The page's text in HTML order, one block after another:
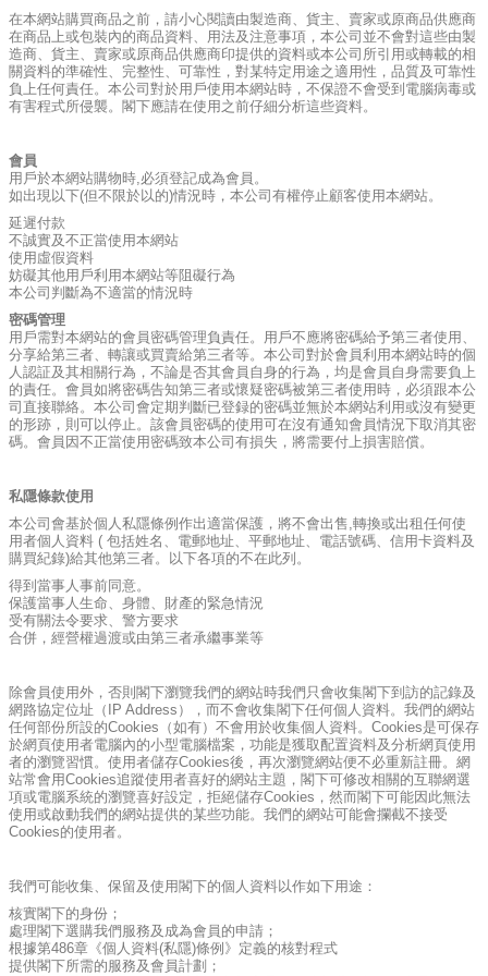
在本網站購買商品之前，請小心閱讀由製造商、貨主、賣家或原商品供應商
在商品上或包裝內的商品資料、用法及注意事項，本公司並不會對這些由製
造商、貨主、賣家或原商品供應商印提供的資料或本公司所引用或轉載的相
關資料的準確性、完整性、可靠性，對某特定用途之適用性，品質及可靠性
負上任何責任。本公司對於用戶使用本網站時，不保證不會受到電腦病毒或
有害程式所侵襲。閣下應請在使用之前仔細分析這些資料。
會員
用戶於本網站購物時,必須登記成為會員。
如出現以下(但不限於以的)情況時，本公司有權停止顧客使用本網站。
延遲付款
不誠實及不正當使用本網站
使用虛假資料
妨礙其他用戶利用本網站等阻礙行為
本公司判斷為不適當的情況時
密碼管理
用戶需對本網站的會員密碼管理負責任。用戶不應將密碼給予第三者使用、
分享給第三者、轉讓或買賣給第三者等。本公司對於會員利用本網站時的個
人認証及其相關行為，不論是否其會員自身的行為，均是會員自身需要負上
的責任。會員如將密碼告知第三者或懷疑密碼被第三者使用時，必須跟本公
司直接聯絡。本公司會定期判斷已登録的密碼並無於本網站利用或沒有變更
的形跡，則可以停止。該會員密碼的使用可在沒有通知會員情況下取消其密
碼。會員因不正當使用密碼致本公司有損失，將需要付上損害賠償。
私隱條款使用
本公司會基於個人私隱條例作出適當保護，將不會出售,轉換或出租任何使
用者個人資料 ( 包括姓名、電郵地址、平郵地址、電話號碼、信用卡資料及
購買紀錄)給其他第三者。以下各項的不在此列。
得到當事人事前同意。
保護當事人生命、身體、財產的緊急情況
受有關法令要求、警方要求
合併，經營權過渡或由第三者承繼事業等
除會員使用外，否則閣下瀏覽我們的網站時我們只會收集閣下到訪的記錄及
網路協定位址（IP Address），而不會收集閣下任何個人資料。我們的網站
任何部份所設的Cookies（如有）不會用於收集個人資料。Cookies是可保存
於網頁使用者電腦內的小型電腦檔案，功能是獲取配置資料及分析網頁使用
者的瀏覽習慣。使用者儲存Cookies後，再次瀏覽網站便不必重新註冊。網
站常會用Cookies追蹤使用者喜好的網站主題，閣下可修改相關的互聯網選
項或電腦系統的瀏覽喜好設定，拒絕儲存Cookies，然而閣下可能因此無法
使用或啟動我們的網站提供的某些功能。我們的網站可能會攔截不接受
Cookies的使用者。
我們可能收集、保留及使用閣下的個人資料以作如下用途：
核實閣下的身份；
處理閣下選購我們服務及成為會員的申請；
根據第486章《個人資料(私隱)條例》定義的核對程式
提供閣下所需的服務及會員計劃；